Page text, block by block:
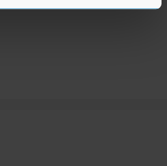
elk moment wijzigen of